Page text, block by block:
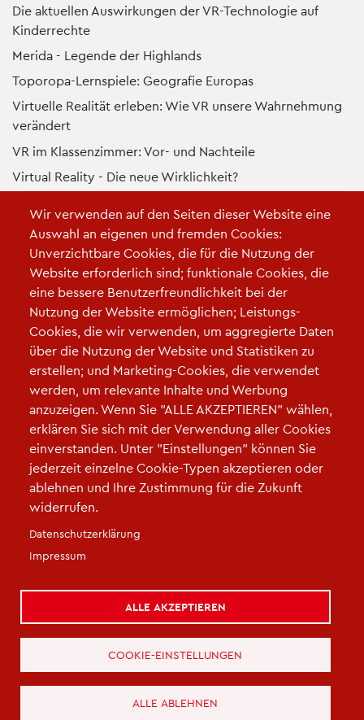
Die aktuellen Auswirkungen der VR-Technologie auf
Kinderrechte
Merida - Legende der Highlands
Toporopa-Lernspiele: Geografie Europas
Virtuelle Realität erleben: Wie VR unsere Wahrnehmung
verändert
VR im Klassenzimmer: Vor- und Nachteile
Virtual Reality - Die neue Wirklichkeit?
Auswirkungen auf das Gehirn
Virtuelles Waldbaden hilft beim Stressabbau
EIN PROJEKT ZUM TECHNISCH-HANDWERKLICHEN-
teachwood – Technik handwerklich und digital erleben
Nachgefragt - Der MSB Podcast
Podcast "Schulkultur aufs Ohr"
Seitennummerierung
2 3 4 5 6 Next ›Nächste
Seite
Last » Letzte
Seite
FußzeileImpressum|Datenschutz
Wir verwenden auf den Seiten dieser Website eine
Auswahl an eigenen und fremden Cookies:
Unverzichtbare Cookies, die für die Nutzung der
Website erforderlich sind; funktionale Cookies, die
eine bessere Benutzerfreundlichkeit bei der
Nutzung der Website ermöglichen; Leistungs-
Cookies, die wir verwenden, um aggregierte Daten
über die Nutzung der Website und Statistiken zu
erstellen; und Marketing-Cookies, die verwendet
werden, um relevante Inhalte und Werbung
anzuzeigen. Wenn Sie "ALLE AKZEPTIEREN" wählen,
erklären Sie sich mit der Verwendung aller Cookies
einverstanden. Unter "Einstellungen" können Sie
jederzeit einzelne Cookie-Typen akzeptieren oder
ablehnen und Ihre Zustimmung für die Zukunft
widerrufen.
Datenschutzerklärung
Impressum
COOKIE-EINSTELLUNGEN
ALLE ABLEHNEN
ALLE AKZEPTIEREN